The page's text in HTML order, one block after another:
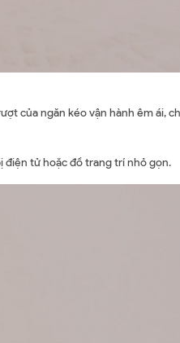
của ngăn kéo vận hành êm ái,
điện tử hoặc đồ trang trí nhỏ gọn.